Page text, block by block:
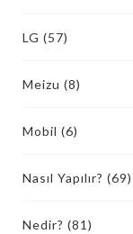
LG (57)
Meizu (8)
Mobil (6)
Nasıl Yapılır? (69)
Nedir? (81)